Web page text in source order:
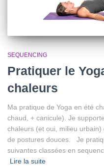
SEQUENCING
Pratiquer le
chaleurs
Ma pratique de Yoga en été
chaud, + canicule). Je
chaleurs (et oui, milieu urbain)
de postures douces. Je
suivantes classées en
Lire la suite